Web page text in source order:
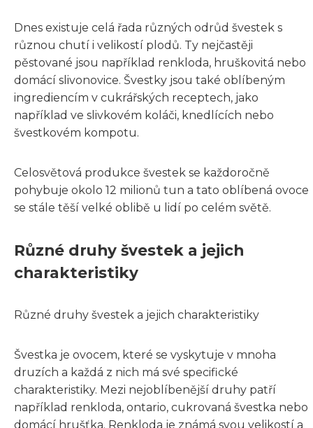
Dnes existuje celá řada různých odrůd švestek s
různou chutí i velikostí plodů. Ty nejčastěji
pěstované jsou například renkloda, hruškovitá nebo
domácí slivonovice. Švestky jsou také oblíbeným
ingrediencím v cukrářských receptech, jako
například ve slivkovém koláči, knedlících nebo
švestkovém kompotu.
Celosvětová produkce švestek se každoročně
pohybuje okolo 12 milionů tun a tato oblíbená ovoce
se stále těší velké oblibě u lidí po celém světě.
Různé druhy švestek a jejich
charakteristiky
Různé druhy švestek a jejich charakteristiky
Švestka je ovocem, které se vyskytuje v mnoha
druzích a každá z nich má své specifické
charakteristiky. Mezi nejoblíbenější druhy patří
například renkloda, ontario, cukrovaná švestka nebo
domácí hrušťka. Renkloda je známá svou velikostí a